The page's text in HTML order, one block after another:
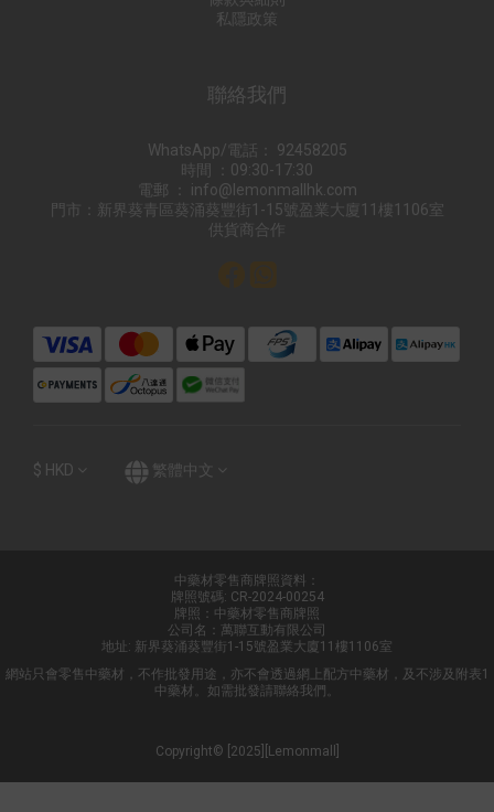
私隱政策
聯絡我們
WhatsApp/電話： 92458205
時間 ：09:30-17:30
電郵 ： info@lemonmallhk.com
門市：新界葵青區葵涌葵豐街1-15號盈業大廈11樓1106室
供貨商合作
$ HKD 繁體中文
中藥材零售商牌照資料：
牌照號碼: CR-2024-00254
牌照：中藥材零售商牌照
公司名：萬聯互動有限公司
地址: 新界葵涌葵豐街1-15號盈業大廈11樓1106室
網站只會零售中藥材，不作批發用途，亦不會透過網上配方中藥材，及不涉及附表1
中藥材。如需批發請聯絡我們。
Copyright© [2025][Lemonmall]